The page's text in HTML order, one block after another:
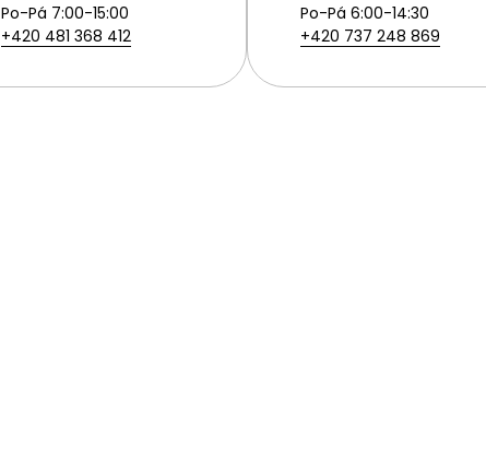
Po-Pá 7:00-15:00
+420 481 368 412
Po-Pá 6:00-14:30
+420 737 248 869